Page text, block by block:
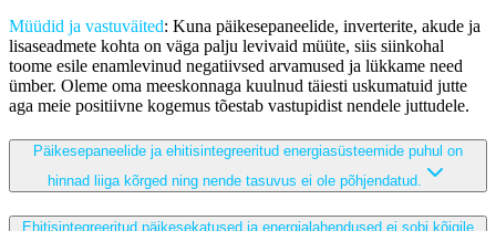
Müüdid ja vastuväited: Kuna päikesepaneelide, inverterite, akude ja
lisaseadmete kohta on väga palju levivaid müüte, siis siinkohal
toome esile enamlevinud negatiivsed arvamused ja lükkame need
ümber. Oleme oma meeskonnaga kuulnud täiesti uskumatuid jutte
aga meie positiivne kogemus tõestab vastupidist nendele juttudele.
Päikesepaneelide ja ehitisintegreeritud energiasüsteemide puhul on
hinnad liiga kõrged ning nende tasuvus ei ole põhjendatud.
Ehitisintegreeritud päikesekatused ja energialahendused ei sobi kõigile